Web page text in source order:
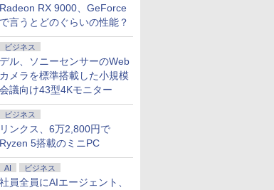
Radeon RX 9000、GeForce
で言うとどのぐらいの性能？
ビジネス
デル、ソニーセンサーのWeb
カメラを標準搭載した小規模
会議向け43型4Kモニター
ビジネス
リンクス、6万2,800円で
Ryzen 5搭載のミニPC
AI ビジネス
社員全員にAIエージェント、
7
7